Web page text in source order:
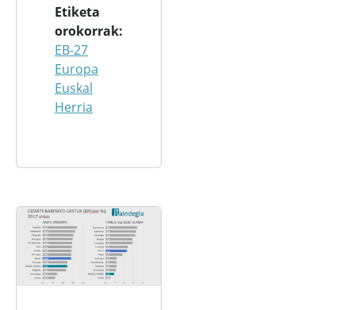
Etiketa
orokorrak
EB-27
Europa
Euskal
Herria